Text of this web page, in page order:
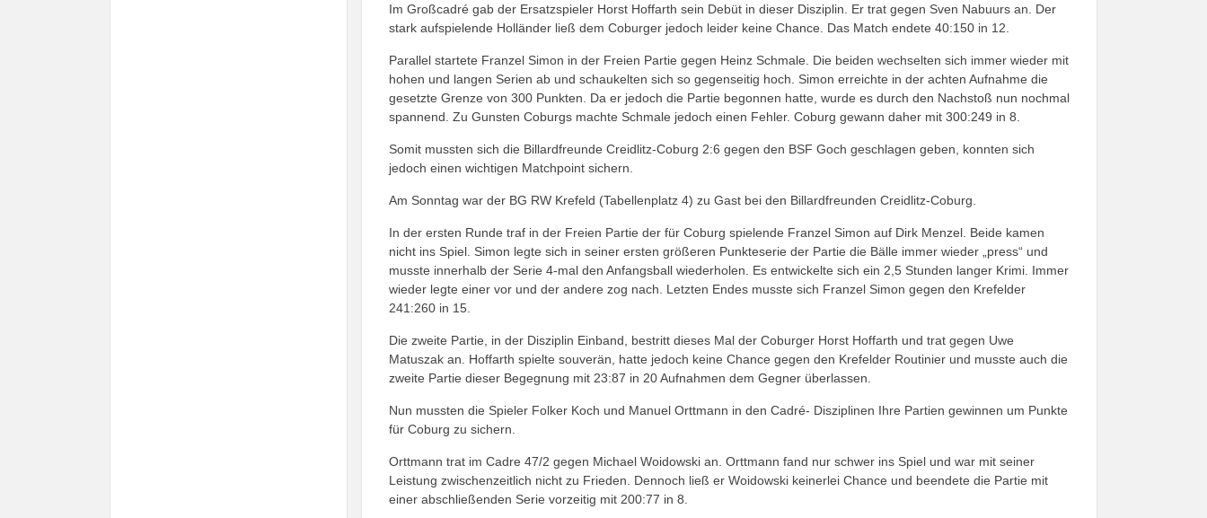
Im Großcadré gab der Ersatzspieler Horst Hoffarth sein Debüt in dieser Disziplin. Er trat gegen Sven Nabuurs an. Der
stark aufspielende Holländer ließ dem Coburger jedoch leider keine Chance. Das Match endete 40:150 in 12.
Parallel startete Franzel Simon in der Freien Partie gegen Heinz Schmale. Die beiden wechselten sich immer wieder mit
hohen und langen Serien ab und schaukelten sich so gegenseitig hoch. Simon erreichte in der achten Aufnahme die
gesetzte Grenze von 300 Punkten. Da er jedoch die Partie begonnen hatte, wurde es durch den Nachstoß nun nochmal
spannend. Zu Gunsten Coburgs machte Schmale jedoch einen Fehler. Coburg gewann daher mit 300:249 in 8.
Somit mussten sich die Billardfreunde Creidlitz-Coburg 2:6 gegen den BSF Goch geschlagen geben, konnten sich
jedoch einen wichtigen Matchpoint sichern.
Am Sonntag war der BG RW Krefeld (Tabellenplatz 4) zu Gast bei den Billardfreunden Creidlitz-Coburg.
In der ersten Runde traf in der Freien Partie der für Coburg spielende Franzel Simon auf Dirk Menzel. Beide kamen
nicht ins Spiel. Simon legte sich in seiner ersten größeren Punkteserie der Partie die Bälle immer wieder „press“ und
musste innerhalb der Serie 4-mal den Anfangsball wiederholen. Es entwickelte sich ein 2,5 Stunden langer Krimi. Immer
wieder legte einer vor und der andere zog nach. Letzten Endes musste sich Franzel Simon gegen den Krefelder
241:260 in 15.
Die zweite Partie, in der Disziplin Einband, bestritt dieses Mal der Coburger Horst Hoffarth und trat gegen Uwe
Matuszak an. Hoffarth spielte souverän, hatte jedoch keine Chance gegen den Krefelder Routinier und musste auch die
zweite Partie dieser Begegnung mit 23:87 in 20 Aufnahmen dem Gegner überlassen.
Nun mussten die Spieler Folker Koch und Manuel Orttmann in den Cadré- Disziplinen Ihre Partien gewinnen um Punkte
für Coburg zu sichern.
Orttmann trat im Cadre 47/2 gegen Michael Woidowski an. Orttmann fand nur schwer ins Spiel und war mit seiner
Leistung zwischenzeitlich nicht zu Frieden. Dennoch ließ er Woidowski keinerlei Chance und beendete die Partie mit
einer abschließenden Serie vorzeitig mit 200:77 in 8.